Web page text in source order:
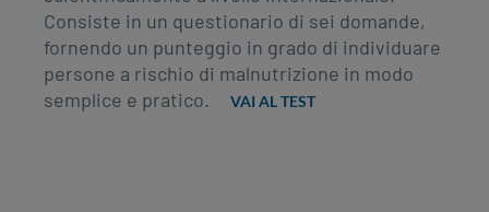
Consiste in un questionario di sei domande,
fornendo un punteggio in grado di individuare
persone a rischio di malnutrizione in modo
semplice e pratico.
VAI AL TEST